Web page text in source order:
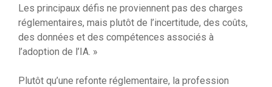
Les principaux défis ne proviennent pas des charges
réglementaires, mais plutôt de l’incertitude, des coûts,
des données et des compétences associés à
l’adoption de l’IA. »
Plutôt qu’une refonte réglementaire, la profession